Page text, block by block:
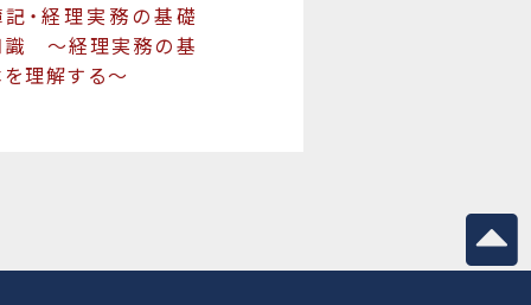
・経理実務の基礎
識 〜経理実務の基
理解する〜